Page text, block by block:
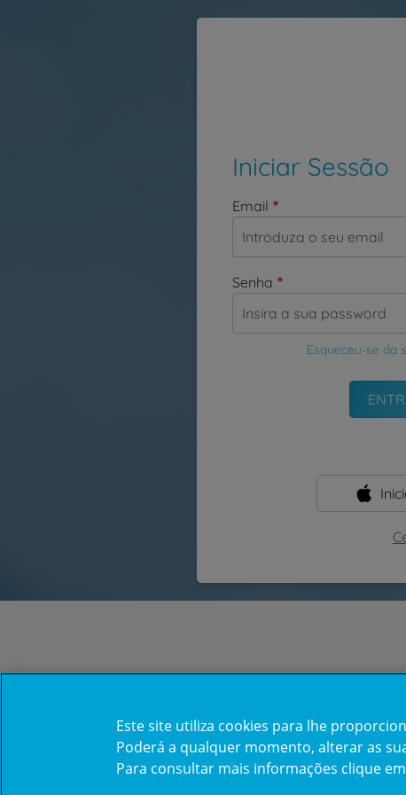
Iniciar Sessão
Email
Senha
Esqueceu-se da
Este site utiliza cookies para lhe
Poderá a qualquer momento, alterar as
Para consultar mais informações clique em